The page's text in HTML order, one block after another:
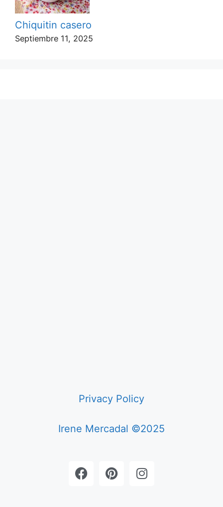
Chiquitin casero
Septiembre 11, 2025
Privacy Policy
Irene Mercadal ©2025